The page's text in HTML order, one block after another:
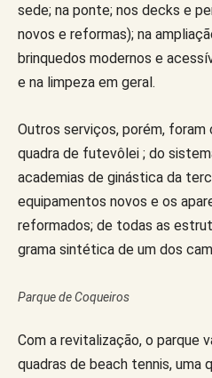
sede; na ponte; nos decks e
novos e reformas); na
brinquedos modernos e
e na limpeza em geral.
Outros serviços, porém, foram
quadra de futevôlei ; do
academias de ginástica da
equipamentos novos e os
reformados; de todas as
grama sintética de um dos
Parque de Coqueiros
Com a revitalização, o parque
quadras de beach tennis, uma